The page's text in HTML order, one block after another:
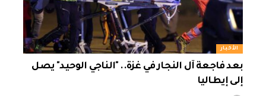
الأخبار
بعد فاجعة آل النجار في غزة.. "الناجي الوحيد" يصل
إلى إيطاليا